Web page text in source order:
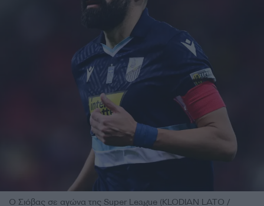
Ο Σιόβας σε αγώνα της Super League (KLODIAN LATO /